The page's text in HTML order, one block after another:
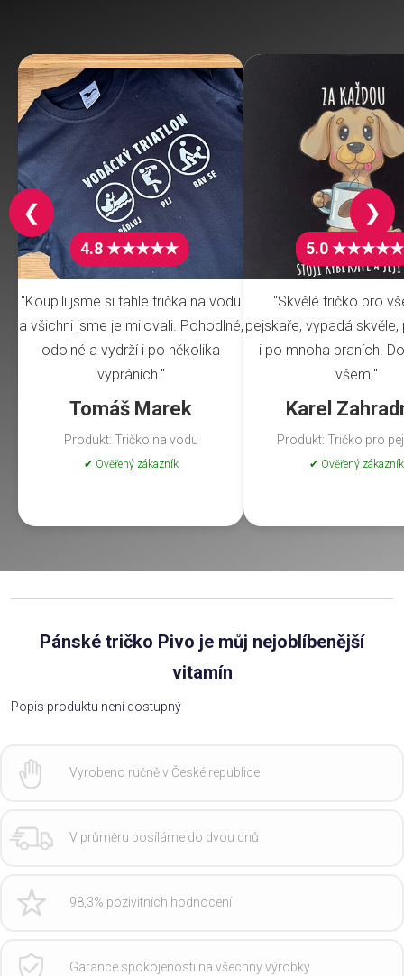
4.8 ★★★★★
"Koupili jsme si tahle trička na vodu
a všichni jsme je milovali. Pohodlné,
odolné a vydrží i po několika
vypráních."
Tomáš Marek
Produkt: Tričko na vodu
✔ Ověřený zákazník
5.0 ★★★★★
"Skvělé tričko pro
pejskaře, vypadá
i po mnoha praních.
všem!"
Karel
Produkt: Tričko pro
✔ Ověřený zákazník
❮ ❯
Pánské tričko Pivo je můj nejoblíbenější
vitamín
Popis produktu není dostupný
Vyrobeno ručně v České republice
V průměru posíláme do dvou dnů
98,3% pozivitních hodnocení
Garance spokojenosti na všechny výrobky